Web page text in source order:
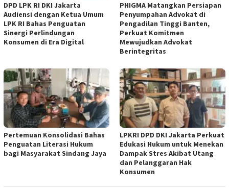
DPD LPK RI DKI Jakarta
Audiensi dengan Ketua Umum
LPK RI Bahas Penguatan
Sinergi Perlindungan
Konsumen di Era Digital
PHIGMA Matangkan Persiapan
Penyumpahan Advokat di
Pengadilan Tinggi Banten,
Perkuat Komitmen
Mewujudkan Advokat
Berintegritas
Pertemuan Konsolidasi Bahas
Penguatan Literasi Hukum
bagi Masyarakat Sindang Jaya
LPKRI DPD DKI Jakarta Perkuat
Edukasi Hukum untuk Menekan
Dampak Stres Akibat Utang
dan Pelanggaran Hak
Konsumen